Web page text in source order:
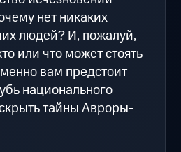
нет никаких
людей? И, пожалуй,
или что может стоять
вам предстоит
национального
тайны Авроры-